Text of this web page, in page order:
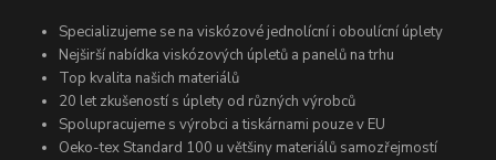
Specializujeme se na viskózové jednolícní i oboulícní úplety
Nejširší nabídka viskózových úpletů a panelů na trhu
Top kvalita našich materiálů
20 let zkušeností s úplety od různých výrobců
Spolupracujeme s výrobci a tiskárnami pouze v EU
Oeko-tex Standard 100 u většiny materiálů samozřejmostí